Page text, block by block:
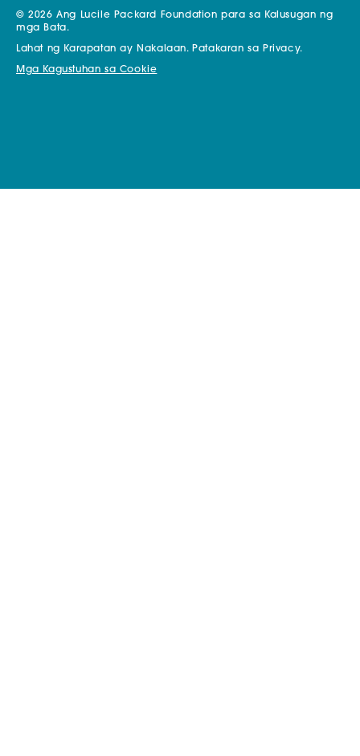
© 2026 Ang Lucile Packard Foundation para sa Kalusugan ng
mga Bata.
Lahat ng Karapatan ay Nakalaan. Patakaran sa Privacy.
Mga Kagustuhan sa Cookie